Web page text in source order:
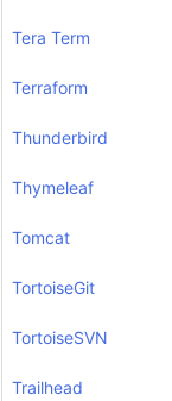
Tera Term
Terraform
Thunderbird
Thymeleaf
Tomcat
TortoiseGit
TortoiseSVN
Trailhead